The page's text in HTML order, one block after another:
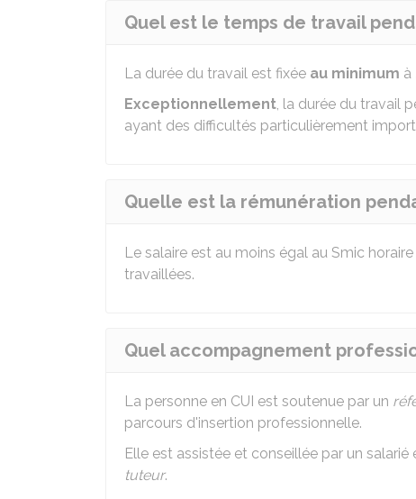
Quel est le temps de travail
La durée du travail est fixée au minimum à
Exceptionnellement, la durée du travail
ayant des difficultés particulièrement
Quelle est la rémunération
Le salaire est au moins égal au Smic
travaillées.
Quel accompagnement
La personne en CUI est soutenue par un
parcours d'insertion professionnelle.
Elle est assistée et conseillée par un
tuteur.